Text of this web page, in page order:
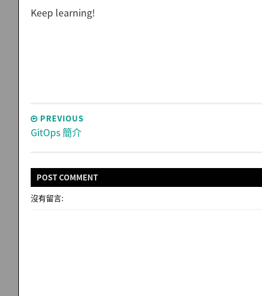
Keep learning!
PREVIOUS
GitOps 簡介
POSTCOMMENT
沒有留言: